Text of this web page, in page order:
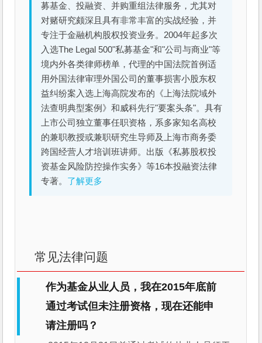
募基金、投融资、并购重组法律服务，尤其对
对赌研究颇深且具有非常丰富的实战经验，并
专注于金融机构股权投资业务。2004年起多次
入选The Legal 500"私募基金"和"公司与商业"等
境内外各类律师榜单，代理的中国法院首例适
用外国法律审理外国公司的董事损害小股东权
益纠纷案入选上海高院发布的《上海法院域外
法查明典型案例》和威科先行"要案头条"。具有
上市公司独立董事任职资格，系多家知名高校
的兼职教授或兼职研究生导师及上海市商务委
跨国经营人才培训班讲师。出版《私募股权投
资基金风险防控操作实务》等16本投融资法律
专著。 了解更多
常见法律问题
作为基金从业人员，我在2015年底前
通过考试但未注册资格，现在还能申
请注册吗？